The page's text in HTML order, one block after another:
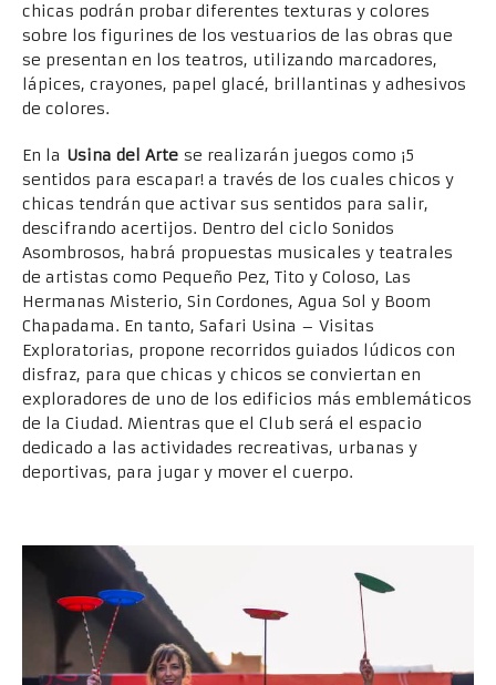
chicas podrán probar diferentes texturas y colores
sobre los figurines de los vestuarios de las obras que
se presentan en los teatros, utilizando marcadores,
lápices, crayones, papel glacé, brillantinas y adhesivos
de colores.
En la Usina del Arte se realizarán juegos como ¡5
sentidos para escapar! a través de los cuales chicos y
chicas tendrán que activar sus sentidos para salir,
descifrando acertijos. Dentro del ciclo Sonidos
Asombrosos, habrá propuestas musicales y teatrales
de artistas como Pequeño Pez, Tito y Coloso, Las
Hermanas Misterio, Sin Cordones, Agua Sol y Boom
Chapadama. En tanto, Safari Usina – Visitas
Exploratorias, propone recorridos guiados lúdicos con
disfraz, para que chicas y chicos se conviertan en
exploradores de uno de los edificios más emblemáticos
de la Ciudad. Mientras que el Club será el espacio
dedicado a las actividades recreativas, urbanas y
deportivas, para jugar y mover el cuerpo.